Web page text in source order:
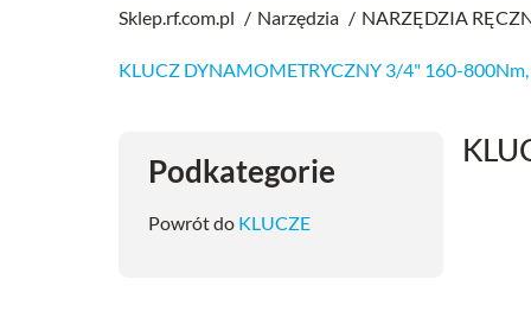
Sklep.rf.com.pl Narzędzia NARZĘDZIA
KLUCZ DYNAMOMETRYCZNY 3/4" 160-800Nm,
Podkategorie
Powrót do KLUCZE